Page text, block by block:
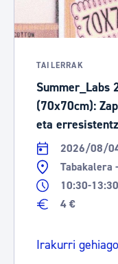
TAILERRAK
Summer_Labs
(70x70cm):
eta
2026/08/
Tabakalera
10:30-13:30
4 €
Irakurri gehiago